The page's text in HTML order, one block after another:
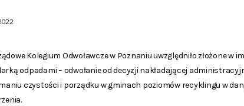
Kolegium Odwoławcze w Poznaniu uwzględniło złożone
odpadami – odwołanie od decyzji nakładającej
czystości i porządku w gminach poziomów recyklingu w